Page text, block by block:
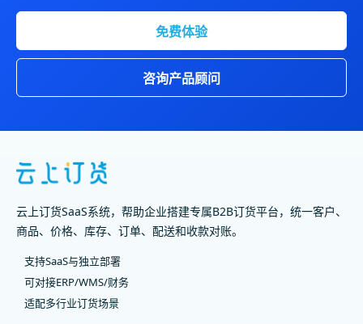
免费体验
咨询产品顾问
云上订货SaaS系统，帮助企业搭建专属B2B订货平台，统一客户、
商品、价格、库存、订单、配送和收款对账。
支持SaaS与独立部署
可对接ERP/WMS/财务
适配多行业订货场景